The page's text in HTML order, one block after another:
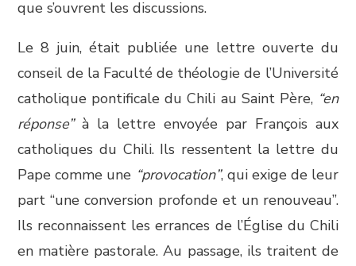
que s’ouvrent les discussions.
Le 8 juin, était publiée une lettre ouverte du
conseil de la Faculté de théologie de l’Université
catholique pontificale du Chili au Saint Père, “en
réponse”à la lettre envoyée par François aux
catholiques du Chili. Ils ressentent la lettre du
Pape comme une “provocation”, qui exige de leur
part “une conversion profonde et un renouveau”.
Ils reconnaissent les errances de l’Église du Chili
en matière pastorale. Au passage, ils traitent de